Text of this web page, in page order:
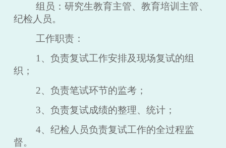
组员：研究生教育主管、教育培训主管、
纪检人员。
工作职责：
1、负责复试工作安排及现场复试的组
织；
2、负责笔试环节的监考；
3、负责复试成绩的整理、统计；
4、纪检人员负责复试工作的全过程监
督。